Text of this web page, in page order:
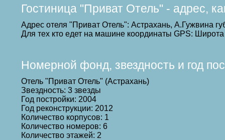
Гостиница "Приват Отель" - адрес,
Адрес отеля "Приват Отель": Астрахань, А.Гужвина
Для тех кто едет на машине координаты GPS:
Номерной фонд, звездность и год
Отель "Приват Отель" (Астрахань)
Звездность: 3 звезды
Год постройки: 2004
Год реконструкции: 2012
Количество корпусов: 1
Количество номеров: 6
Количество этажей: 2